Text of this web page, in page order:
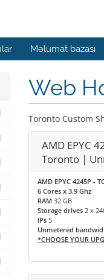
Məlumat bazası
Web
Toronto Custom
AMD EPYC
Toronto |
AMD EPYC 4245P -
6 Cores x 3.9 Ghz
RAM 32 GB
Storage drives 2 x
IPs 5
Unmetered
*CHOOSE YOUR